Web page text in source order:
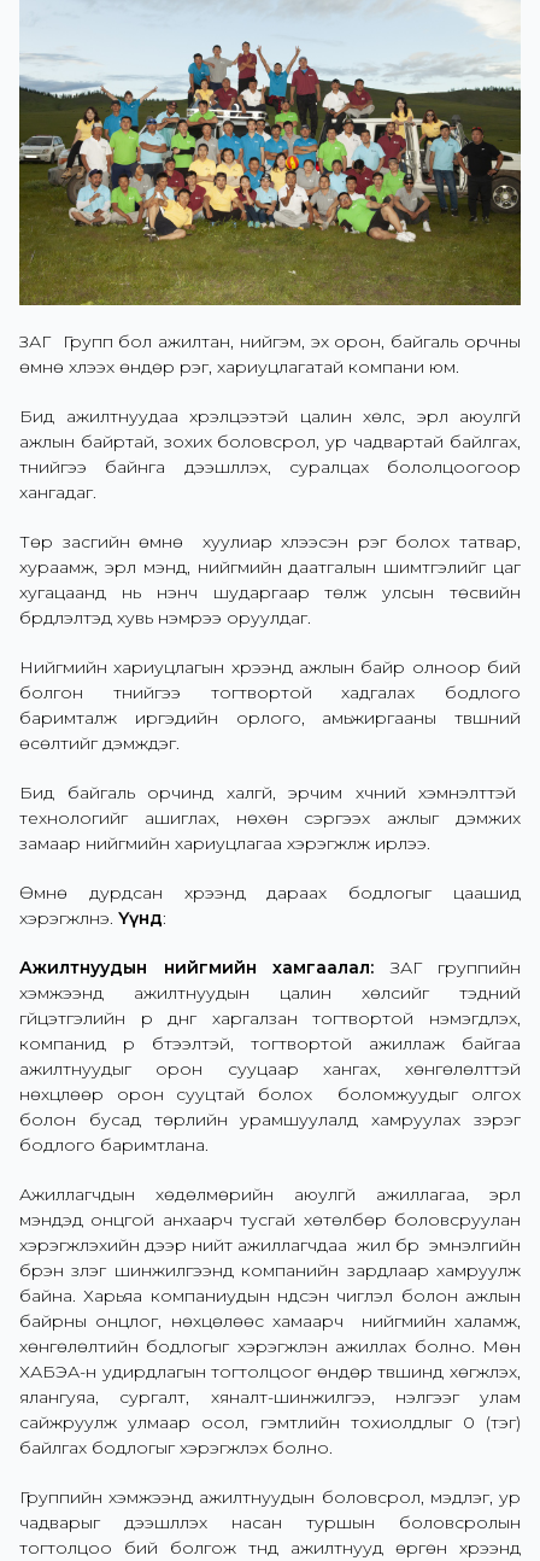
ЗАГ Групп бол ажилтан, нийгэм, эх орон, байгаль орчны
өмнө хүлээх өндөр үүрэг, хариуцлагатай компани юм.
Бид ажилтнуудаа хүрэлцээтэй цалин хөлс, эрүүл аюулгүй
ажлын байртай, зохих боловсрол, ур чадвартай байлгах,
түүнийгээ байнга дээшлүүлэх, суралцах бололцоогоор
хангадаг.
Төр засгийн өмнө хуулиар хүлээсэн үүрэг болох татвар,
хураамж, эрүүл мэнд, нийгмийн даатгалын шимтгэлийг цаг
хугацаанд нь үнэнч шударгаар төлж улсын төсвийн
бүрдүүлэлтэд хувь нэмрээ оруулдаг.
Нийгмийн хариуцлагын хүрээнд ажлын байр олноор бий
болгон түүнийгээ тогтвортой хадгалах бодлого
баримталж иргэдийн орлого, амьжиргааны түвшний
өсөлтийг дэмждэг.
Бид байгаль орчинд халгүй, эрчим хүчний хэмнэлттэй
технологийг ашиглах, нөхөн сэргээх ажлыг дэмжих
замаар нийгмийн хариуцлагаа хэрэгжүүлж ирлээ.
Өмнө дурдсан хүрээнд дараах бодлогыг цаашид
хэрэгжүүлнэ. Үүнд:
Ажилтнуудын нийгмийн хамгаалал: ЗАГ группийн
хэмжээнд ажилтнуудын цалин хөлсийг тэдний
гүйцэтгэлийн үр дүнг харгалзан тогтвортой нэмэгдүүлэх,
компанид үр бүтээлтэй, тогтвортой ажиллаж байгаа
ажилтнуудыг орон сууцаар хангах, хөнгөлөлттэй
нөхцлөөр орон сууцтай болох боломжуудыг олгох
болон бусад төрлийн урамшуулалд хамруулах зэрэг
бодлого баримтлана.
Ажиллагчдын хөдөлмөрийн аюулгүй ажиллагаа, эрүүл
мэндэд онцгой анхаарч тусгай хөтөлбөр боловсруулан
хэрэгжүүлэхийн дээр нийт ажиллагчдаа жил бүр эмнэлгийн
бүрэн үзлэг шинжилгээнд компанийн зардлаар хамруулж
байна. Харьяа компаниудын үндсэн чиглэл болон ажлын
байрны онцлог, нөхцөлөөс хамаарч нийгмийн халамж,
хөнгөлөлтийн бодлогыг хэрэгжүүлэн ажиллах болно. Мөн
ХАБЭА-н удирдлагын тогтолцоог өндөр түвшинд хөгжүүлэх,
ялангуяа, сургалт, хяналт-шинжилгээ, үнэлгээг улам
сайжруулж улмаар осол, гэмтлийн тохиолдлыг 0 (тэг)
байлгах бодлогыг хэрэгжүүлэх болно.
Группийн хэмжээнд ажилтнуудын боловсрол, мэдлэг, ур
чадварыг дээшлүүлэх насан туршын боловсролын
тогтолцоо бий болгож түүнд ажилтнууд өргөн хүрээнд